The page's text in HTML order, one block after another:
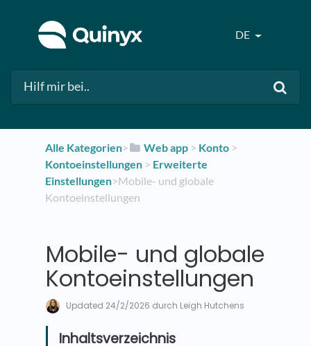
DE
Alle Kategorien​>​ ​Web app ​ > ​ ​Konto ​ > ​
Kontoeinstellungen​ > ​ ​Erweiterte
Einstellungen​>​ Mobile- und globale
Kontoeinstellungen
Mobile- und globale
Kontoeinstellungen
Updated 24/2/2026 durch Leigh Hutchens